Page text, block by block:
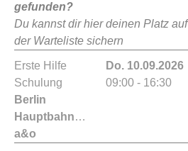
gefunden?
Du kannst dir hier deinen Platz auf
der Warteliste sichern
Erste Hilfe
Schulung
Berlin
Hauptbahnhof
a&o
Do. 10.09.2026
09:00 - 16:30